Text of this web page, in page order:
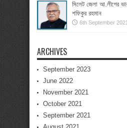
সিলেট জেলা আ.লীগের
শফিকুর রহমান
6th September 2021
ARCHIVES
September 2023
June 2022
November 2021
October 2021
September 2021